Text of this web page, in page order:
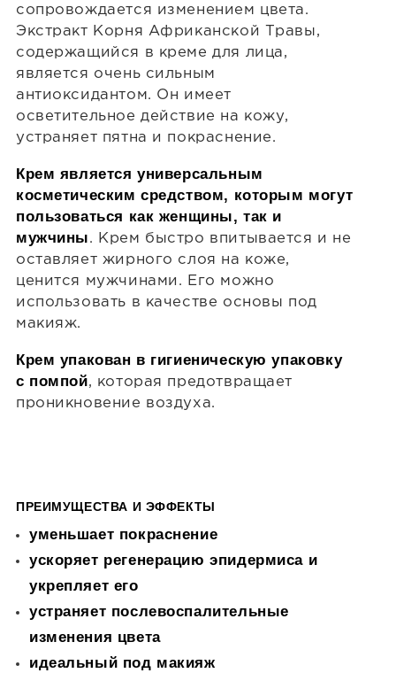
сопровождается изменением цвета.
Экстракт Корня Африканской Травы,
содержащийся в креме для лица,
является очень сильным
антиоксидантом. Он имеет
осветительное действие на кожу,
устраняет пятна и покраснение.
Крем является универсальным
косметическим средством, которым могут
пользоваться как женщины, так и
мужчины . Крем быстро впитывается и не
оставляет жирного слоя на коже,
ценится мужчинами. Его можно
использовать в качестве основы под
макияж.
Крем упакован в гигиеническую упаковку
с помпой, которая предотвращает
проникновение воздуха.
ПРЕИМУЩЕСТВА И ЭФФЕКТЫ
уменьшает покраснение
ускоряет регенерацию эпидермиса и
укрепляет его
устраняет послевоспалительные
изменения цвета
идеальный под макияж